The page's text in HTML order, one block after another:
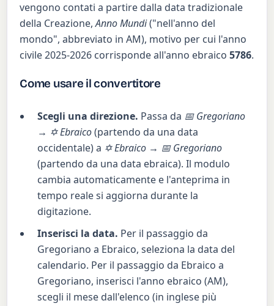
vengono contati a partire dalla data tradizionale
della Creazione,Anno Mundi("nell'anno del
mondo", abbreviato in AM), motivo per cui l'anno
civile 2025-2026 corrisponde all'anno ebraico5786.
Come usare il convertitore
Scegli una direzione. Passa da 📅 Gregoriano
→ ✡ Ebraico(partendo da una data
occidentale) a ✡ Ebraico → 📅 Gregoriano
(partendo da una data ebraica). Il modulo
cambia automaticamente e l'anteprima in
tempo reale si aggiorna durante la
digitazione.
Inserisci la data. Per il passaggio da
Gregoriano a Ebraico, seleziona la data del
calendario. Per il passaggio da Ebraico a
Gregoriano, inserisci l'anno ebraico (AM),
scegli il mese dall'elenco (in inglese più